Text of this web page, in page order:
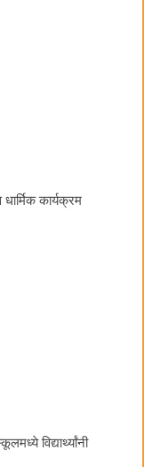
धार्मिक कार्यक्रम
विद्यार्थ्यांनी